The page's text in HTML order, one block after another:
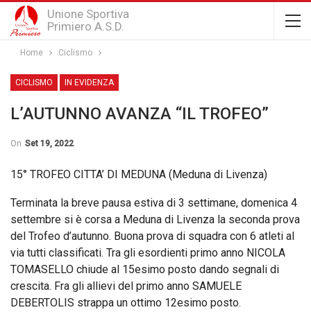
Unione Sportiva
Primiero A.S.D.
Home Ciclismo
CICLISMO IN EVIDENZA
L’AUTUNNO AVANZA “IL TROFEO”
On Set 19, 2022
15° TROFEO CITTA’ DI MEDUNA (Meduna di Livenza)
Terminata la breve pausa estiva di 3 settimane, domenica 4
settembre si è corsa a Meduna di Livenza la seconda prova
del Trofeo d’autunno. Buona prova di squadra con 6 atleti al
via tutti classificati. Tra gli esordienti primo anno NICOLA
TOMASELLO chiude al 15esimo posto dando segnali di
crescita. Fra gli allievi del primo anno SAMUELE
DEBERTOLIS strappa un ottimo 12esimo posto.